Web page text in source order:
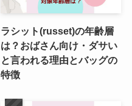
ラシット(russet)の年齢層
は？おばさん向け・ダサい
と言われる理由とバッグの
特徴